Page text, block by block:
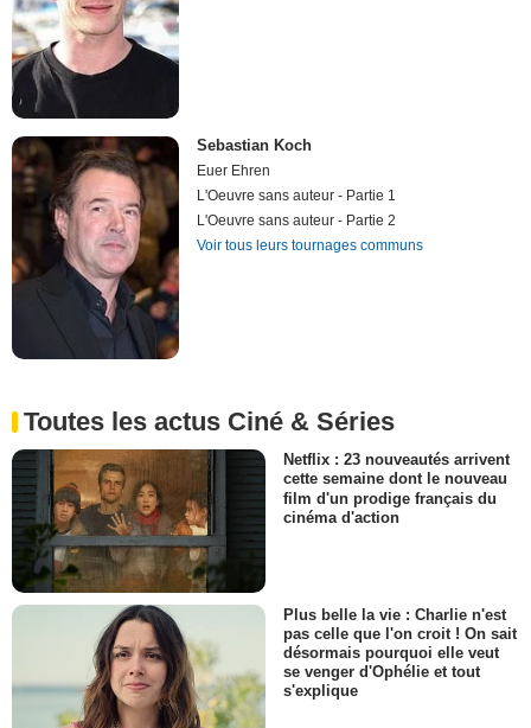
Sebastian Koch
Euer Ehren
L'Oeuvre sans auteur - Partie 1
L'Oeuvre sans auteur - Partie 2
Voir tous leurs tournages communs
Toutes les actus Ciné & Séries
Netflix : 23 nouveautés arrivent
cette semaine dont le nouveau
film d'un prodige français du
cinéma d'action
Plus belle la vie : Charlie n'est
pas celle que l'on croit ! On sait
désormais pourquoi elle veut
se venger d'Ophélie et tout
s'explique